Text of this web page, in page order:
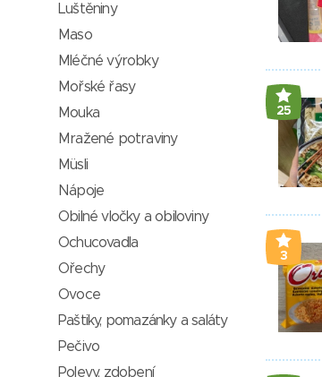
25
3
Luštěniny
Maso
Mléčné výrobky
Mořské řasy
Mouka
Mražené potraviny
Müsli
Nápoje
Obilné vločky a obiloviny
Ochucovadla
Ořechy
Ovoce
Paštiky, pomazánky a saláty
Pečivo
Polevy, zdobení